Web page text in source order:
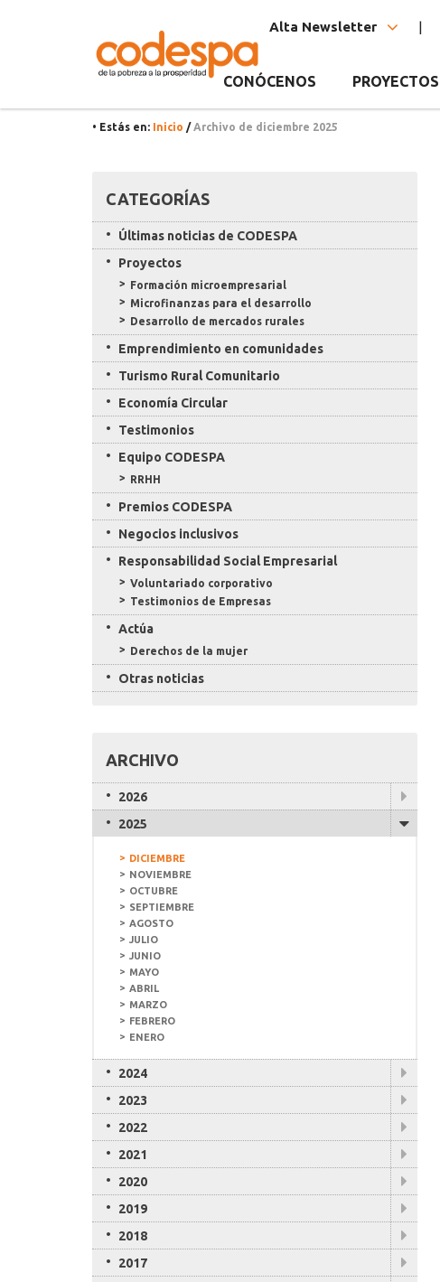
diciembre
Alta Newsletter
CONÓCENOS PROYECTOS
• Estás en: Inicio / Archivo de diciembre 2025
CATEGORÍAS
Últimas noticias de CODESPA
Proyectos
Formación microempresarial
Microfinanzas para el desarrollo
Desarrollo de mercados rurales
Emprendimiento en comunidades
Turismo Rural Comunitario
Economía Circular
Testimonios
Equipo CODESPA
RRHH
Premios CODESPA
Negocios inclusivos
Responsabilidad Social Empresarial
Voluntariado corporativo
Testimonios de Empresas
Actúa
Derechos de la mujer
Otras noticias
ARCHIVO
2026
2025
DICIEMBRE
NOVIEMBRE
OCTUBRE
SEPTIEMBRE
AGOSTO
JULIO
JUNIO
MAYO
ABRIL
MARZO
FEBRERO
ENERO
2024
2023
2022
2021
2020
2019
2018
2017